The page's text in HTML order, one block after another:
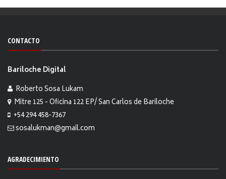
CONTACTO
Bariloche Digital
Roberto Sosa Lukam
Mitre 125 - Oficina 122 EP/ San Carlos de Bariloche
+54 294 458-7367
sosalukman@gmail.com
AGRADECIMIENTO